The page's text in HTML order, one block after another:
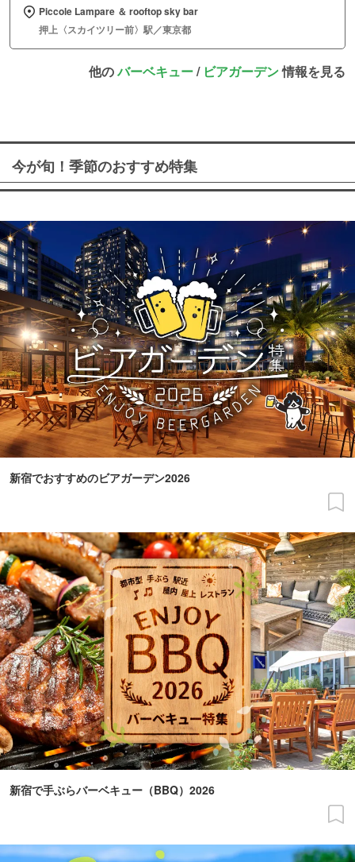
Piccole Lampare ＆ rooftop sky bar
押上〈スカイツリー前〉駅／東京都
他のバーベキュー/ ビアガーデン情報を見る
今が旬！季節のおすすめ特集
新宿でおすすめのビアガーデン2026
新宿で手ぶらバーベキュー（BBQ）2026